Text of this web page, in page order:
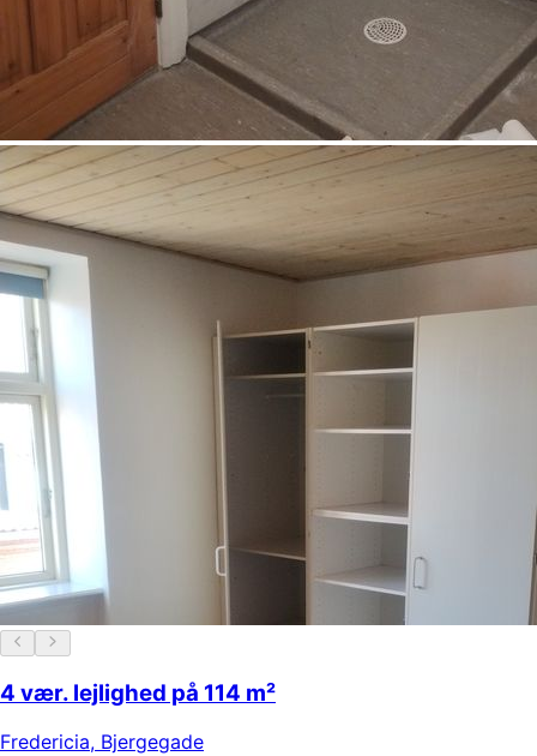
4 vær. lejlighed på 114 m²
Fredericia, Bjergegade